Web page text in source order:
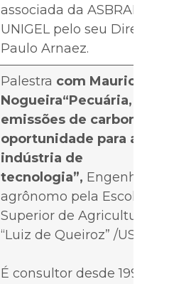
associada da ASBRAM:
UNIGEL pelo seu Diretor
Paulo Arnaez.
Palestra com Mauricio
Nogueira“Pecuária,
emissões de carbono e
oportunidade para a
indústria de
tecnologia”, Engenheiro-
agrônomo pela Escola
Superior de Agricultura
“Luiz de Queiroz” /USP.
É consultor desde 1998,